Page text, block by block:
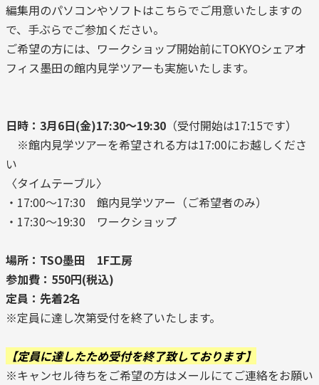
編集用のパソコンやソフトはこちらでご用意いたしますの
で、手ぶらでご参加ください。
ご希望の方には、ワークショップ開始前にTOKYOシェアオ
フィス墨田の館内見学ツアーも実施いたします。
日時：3月6日(金)17:30～19:30 （受付開始は17:15です）
※館内見学ツアーを希望される方は17:00にお越しくださ
い
〈タイムテーブル〉
・17:00～17:30 館内見学ツアー（ご希望者のみ）
・17:30～19:30 ワークショップ
場所：TSO墨田 1F工房
参加費：550円(税込)
定員：先着2名
※定員に達し次第受付を終了いたします。
【定員に達したため受付を終了致しております】
※キャンセル待ちをご希望の方はメールにてご連絡をお願い